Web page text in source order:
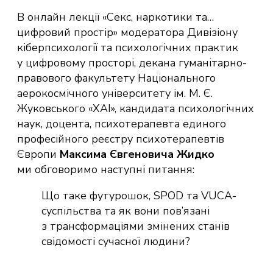
В онлайн лекції «Секс, наркотики та…
цифровий простір» модератора Дивізіону
кіберпсихології та психологічних практик
у цифровому просторі, декана гуманітарно-
правового факультету Національного
аерокосмічного університету ім. М. Є.
Жуковського «ХАІ», кандидата психологічних
наук, доцента, психотерапевта единого
професійного реєстру психотерапевтів
Європи Максима Євгеновича Жидко
ми обговоримо наступні питання:
Що таке футурошок, SPOD та VUCA-
суспільства та як вони пов’язані
з трансформаціями змінених станів
свідомості сучасної людини?